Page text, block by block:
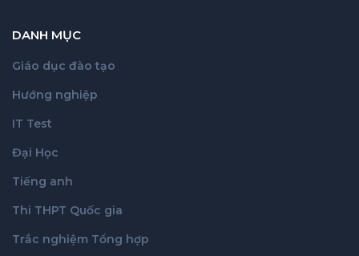
DANH MỤC
Giáo dục đào tạo
Hướng nghiệp
IT Test
Đại Học
Tiếng anh
Thi THPT Quốc gia
Trắc nghiệm Tổng hợp